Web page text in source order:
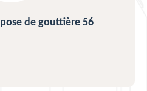
de gouttière 56